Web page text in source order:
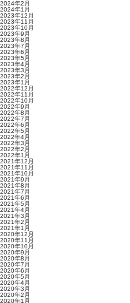
2024年2月
2024年1月
2023年12月
2023年11月
2023年10月
2023年9月
2023年8月
2023年7月
2023年6月
2023年5月
2023年4月
2023年3月
2023年2月
2023年1月
2022年12月
2022年11月
2022年10月
2022年9月
2022年8月
2022年7月
2022年6月
2022年5月
2022年4月
2022年3月
2022年2月
2022年1月
2021年12月
2021年11月
2021年10月
2021年9月
2021年8月
2021年7月
2021年6月
2021年5月
2021年4月
2021年3月
2021年2月
2021年1月
2020年12月
2020年11月
2020年10月
2020年9月
2020年8月
2020年7月
2020年6月
2020年5月
2020年4月
2020年3月
2020年2月
2020年1月